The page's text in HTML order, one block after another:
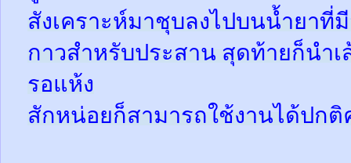
สังเคราะห์มาชุบลงไปบนน้ำยาที่
กาวสำหรับประสาน สุดท้ายก็นำเ
รอแห้ง
สักหน่อยก็สามารถใช้งานได้ปกติ